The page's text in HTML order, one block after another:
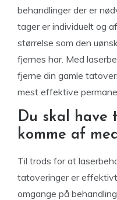
behandlinger der er
tager er individuelt og
størrelse som den
fjernes har. Med
fjerne din gamle
mest effektive
Du skal have
komme af
Til trods for at
tatoveringer er
omgange på